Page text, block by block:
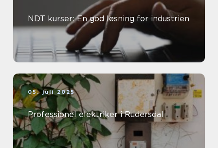
NDT kurser: En god løsning for industrien
05. juli 2025
Professionel elektriker i Rudersdal